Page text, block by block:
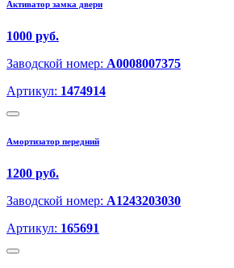
Активатор замка двери
1000 руб.
Заводской номер: A0008007375
Артикул: 1474914
Амортизатор передний
1200 руб.
Заводской номер: A1243203030
Артикул: 165691